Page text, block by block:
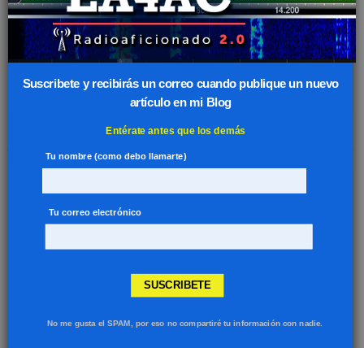
EA4AC. Muy activo en JT9 y desde agosto del 2017 en
FT8/FT4 (ahora también FT8 SF), con miles de contactos
en estas modalidades. Actualmente colaboro con el
proyecto del programa WSJT-X.
Revisión anual ID DMR
julio 31, 2026
Suscribete y recibirás un correo cuando publique un nuevo
artículo en mi Blog
Entérate antes que los demás
Tu nombre (como debo llamarte)
No me gusta el SPAM, por eso no compartiré tu información con nadie.
SUSCRIBETE
Tu correo electrónico